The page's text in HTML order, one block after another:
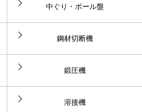
中ぐり・ボール盤
鋼材切断機
鍛圧機
溶接機